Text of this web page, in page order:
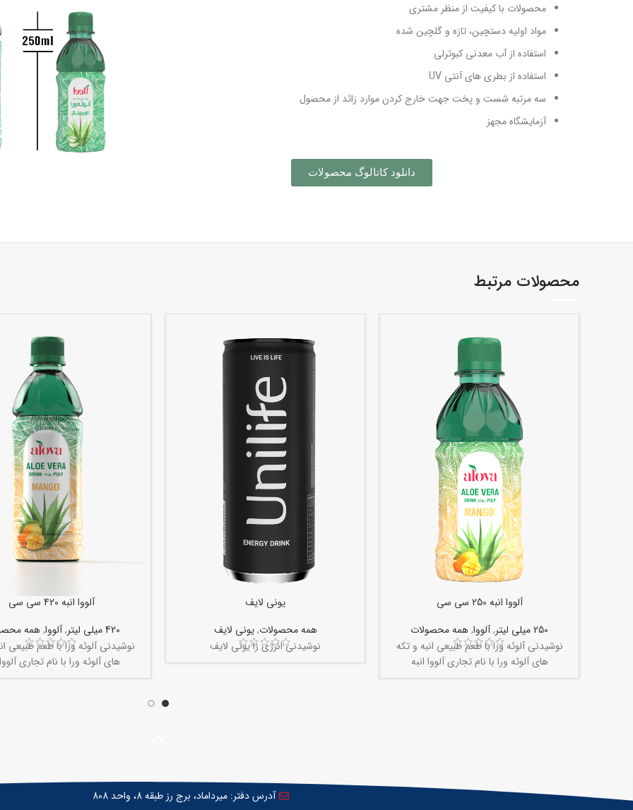
محصولات با کیفیت از منظر مشتری
مواد اولیه دستچین، تازه و گلچین شده
استفاده از آب معدنی کبوترلی
استفاده از بطری های آنتی UV
سه مرتبه شست و پخت جهت خارج کردن موارد زائد از محصول
آزمایشگاه مجهز
دانلود کاتالوگ محصولات
محصولات مرتبط
آلووا انبه 250 سی سی
250 میلی لیتر
,آلووا,همه محصولات
نوشیدنی آلوئه ورا با طعم طبیعی انبه و تکه
های آلوئه ورا با نام تجاری آلووا انبه
یونی لایف
همه محصولات,یونی لایف
نوشیدنی انرژی زا یونی لایف
آلووا انبه 420 سی سی
420 میلی لیتر
,آلووا,همه
نوشیدنی آلوئه ورا با طعم طبیعی
های آلوئه ورا با نام تجاری
آدرس دفتر: میرداماد، برج رز طبقه 8، واحد 808